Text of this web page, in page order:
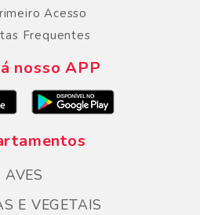
Acesso
Frequentes
nosso APP
AVES
E VEGETAIS